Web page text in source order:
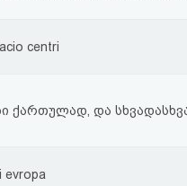
centri
ქართულად, და სხვადასხვა
evropa